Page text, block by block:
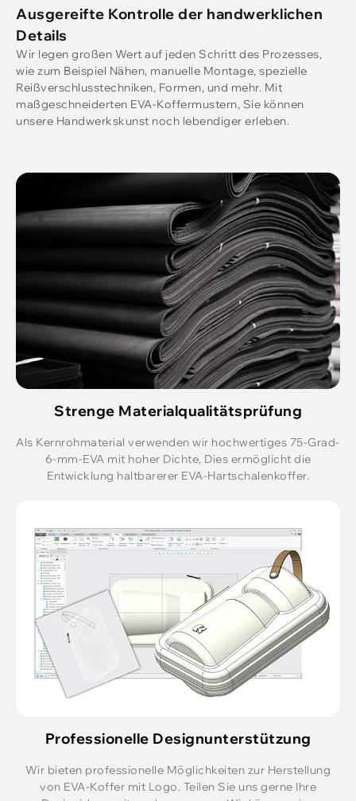
Ausgereifte Kontrolle der handwerklichen
Details
Wir legen großen Wert auf jeden Schritt des Prozesses,
wie zum Beispiel Nähen, manuelle Montage, spezielle
Reißverschlusstechniken, Formen, und mehr. Mit
maßgeschneiderten EVA-Koffermustern, Sie können
unsere Handwerkskunst noch lebendiger erleben.
Strenge Materialqualitätsprüfung
Als Kernrohmaterial verwenden wir hochwertiges 75-Grad-
6-mm-EVA mit hoher Dichte, Dies ermöglicht die
Entwicklung haltbarerer EVA-Hartschalenkoffer.
Professionelle Designunterstützung
Wir bieten professionelle Möglichkeiten zur Herstellung
von EVA-Koffer mit Logo. Teilen Sie uns gerne Ihre